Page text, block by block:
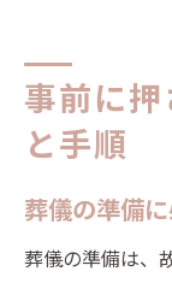
事前に
と手順
葬儀の準備
葬儀の準備は、